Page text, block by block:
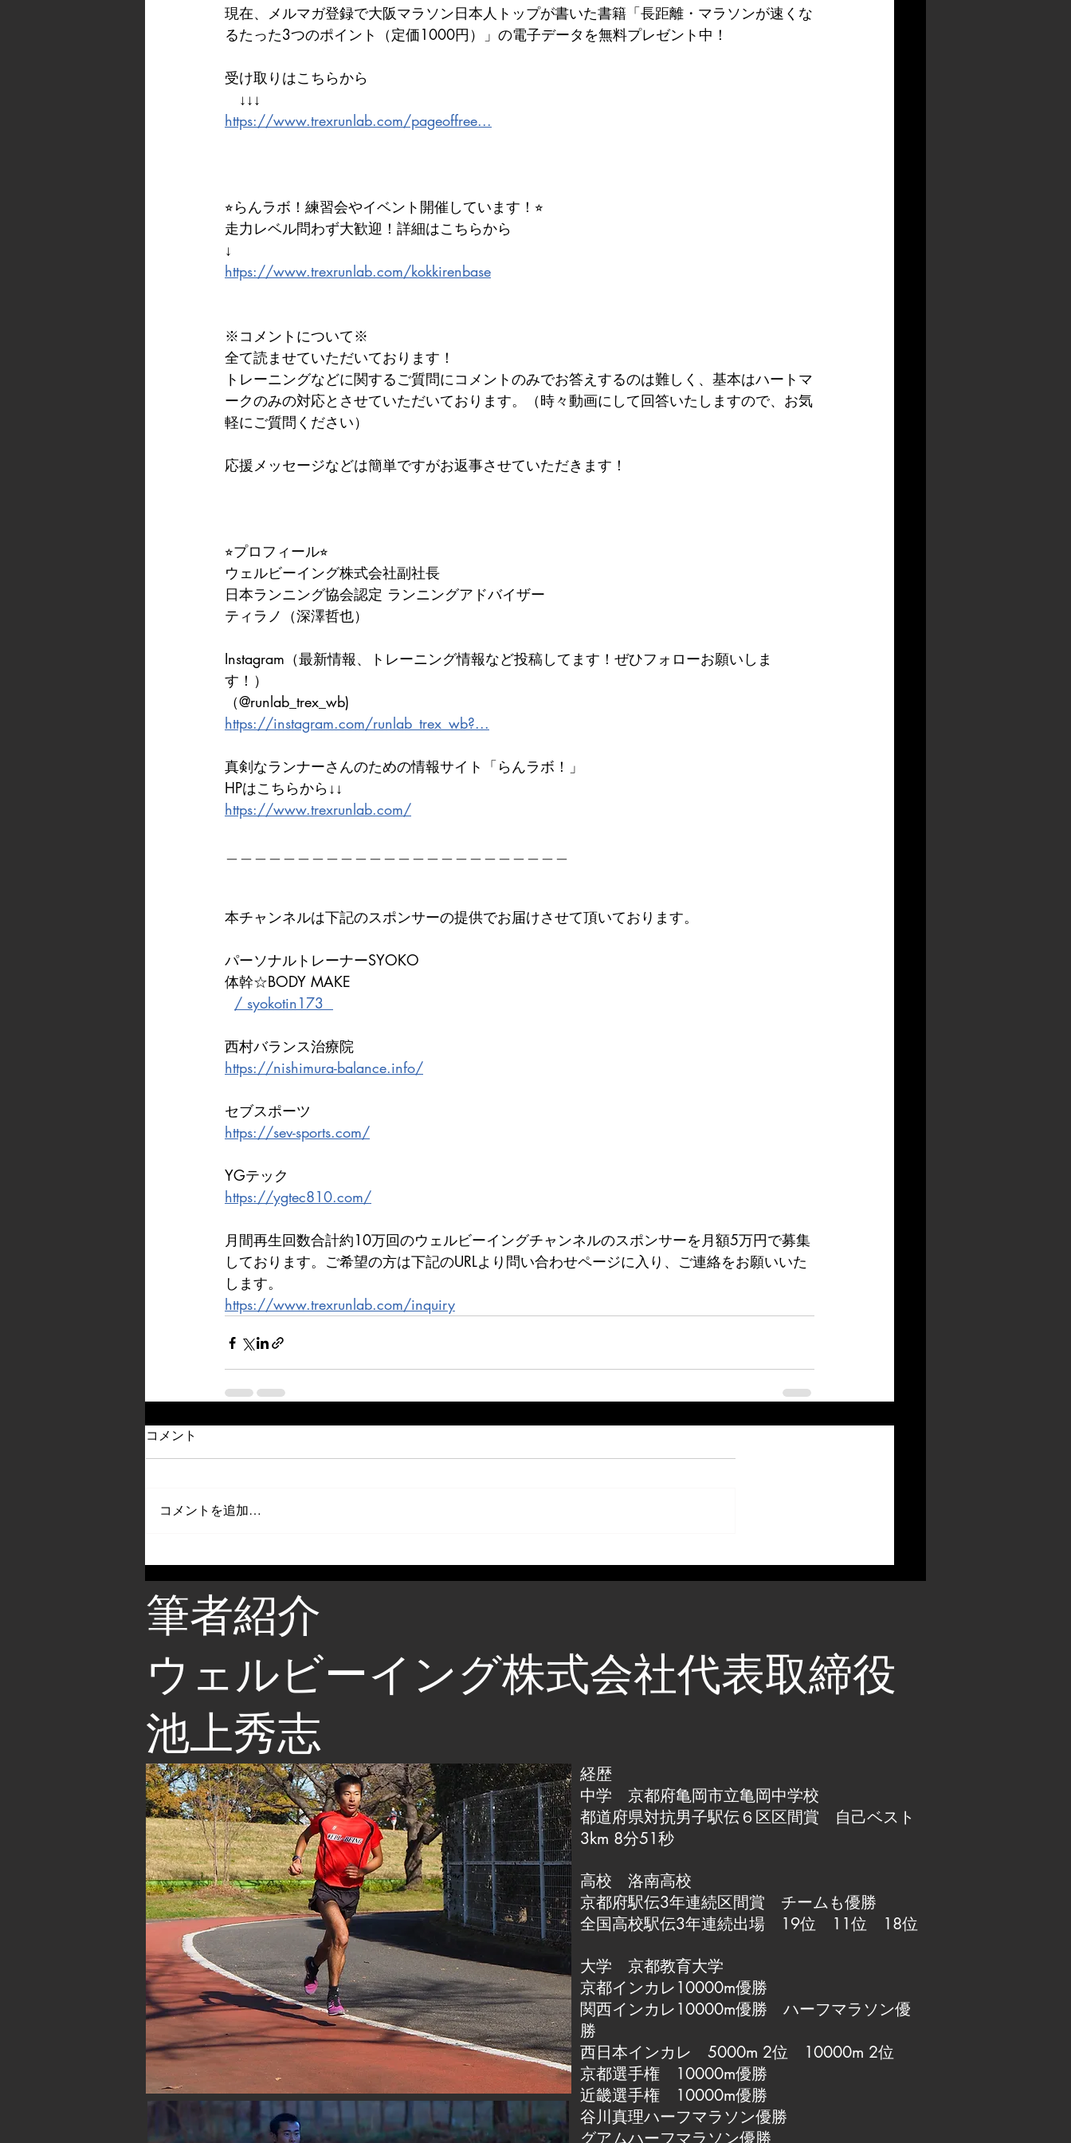
現在、メルマガ登録で大阪マラソン日本人トップが書いた書籍「長距離・マラソンが速くな
るたった3つのポイント（定価1000円）」の電子データを無料プレゼント中！
受け取りはこちらから
↓↓↓
https://www.trexrunlab.com/pageoffree...
⭐︎らんラボ！練習会やイベント開催しています！⭐︎
走力レベル問わず大歓迎！詳細はこちらから
↓
https://www.trexrunlab.com/kokkirenbase
※コメントについて※
全て読ませていただいております！
トレーニングなどに関するご質問にコメントのみでお答えするのは難しく、基本はハートマ
ークのみの対応とさせていただいております。（時々動画にして回答いたしますので、お気
軽にご質問ください）
応援メッセージなどは簡単ですがお返事させていただきます！
⭐︎プロフィール⭐︎
ウェルビーイング株式会社副社長
日本ランニング協会認定 ランニングアドバイザー
ティラノ（深澤哲也）
Instagram（最新情報、トレーニング情報など投稿してます！ぜひフォローお願いしま
す！）
（@runlab_trex_wb)
https://instagram.com/runlab_trex_wb?...
真剣なランナーさんのための情報サイト「らんラボ！」
HPはこちらから↓↓
https://www.trexrunlab.com/
本チャンネルは下記のスポンサーの提供でお届けさせて頂いております。
パーソナルトレーナーSYOKO
体幹☆BODY MAKE
/ syokotin173
西村バランス治療院
https://nishimura-balance.info/
セブスポーツ
https://sev-sports.com/
YGテック
https://ygtec810.com/
月間再生回数合計約10万回のウェルビーイングチャンネルのスポンサーを月額5万円で募集
しております。ご希望の方は下記のURLより問い合わせページに入り、ご連絡をお願いいた
します。
https://www.trexrunlab.com/inquiry
コメント
コメントを追加…
筆者紹介
​ウェルビーイング株式会社代表取締役
池上秀志
経歴
中学 京都府亀岡市立亀岡中学校
都道府県対抗男子駅伝６区区間賞 自己ベスト
3km 8分51秒
高校 洛南高校
京都府駅伝3年連続区間賞 チームも優勝
全国高校駅伝3年連続出場 19位 11位 18位
大学 京都教育大学
京都インカレ10000m優勝
関西インカレ10000m優勝 ハーフマラソン優
勝
西日本インカレ 5000m 2位 10000m 2位
京都選手権 10000m優勝
近畿選手権 10000m優勝
谷川真理ハーフマラソン優勝
グアムハーフマラソン優勝